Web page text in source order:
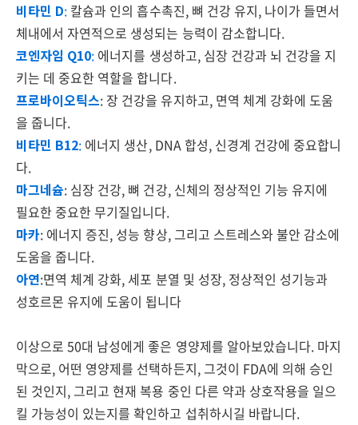
비타민 D: 칼슘과 인의 흡수촉진, 뼈 건강 유지, 나이가 들면서
체내에서 자연적으로 생성되는 능력이 감소합니다.
코엔자임 Q10: 에너지를 생성하고, 심장 건강과 뇌 건강을 지
키는 데 중요한 역할을 합니다.
프로바이오틱스: 장 건강을 유지하고, 면역 체계 강화에 도움
을 줍니다.
비타민 B12: 에너지 생산, DNA 합성, 신경계 건강에 중요합니
다.
마그네슘: 심장 건강, 뼈 건강, 신체의 정상적인 기능 유지에
필요한 중요한 무기질입니다.
마카: 에너지 증진, 성능 향상, 그리고 스트레스와 불안 감소에
도움을 줍니다.
아연:면역 체계 강화, 세포 분열 및 성장, 정상적인 성기능과
성호르몬 유지에 도움이 됩니다
이상으로 50대 남성에게 좋은 영양제를 알아보았습니다. 마지
막으로, 어떤 영양제를 선택하든지, 그것이 FDA에 의해 승인
된 것인지, 그리고 현재 복용 중인 다른 약과 상호작용을 일으
킬 가능성이 있는지를 확인하고 섭취하시길 바랍니다.